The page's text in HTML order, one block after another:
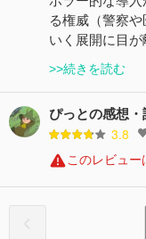
る権威（警察
いく展開に目
>>続きを読む
ぴっとの感想・
3.8
このレビュ